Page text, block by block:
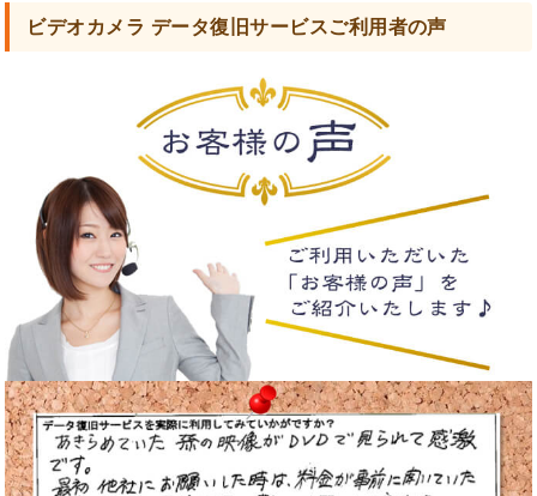
ビデオカメラ データ復旧サービスご利用者の声